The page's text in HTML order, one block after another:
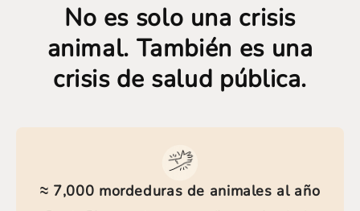
No es solo una crisis
animal. También es una
crisis de salud pública.
≈ 7,000 mordeduras de animales al año